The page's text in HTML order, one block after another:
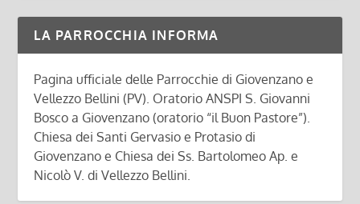
LA PARROCCHIA INFORMA
Pagina ufficiale delle Parrocchie di Giovenzano e
Vellezzo Bellini (PV). Oratorio ANSPI S. Giovanni
Bosco a Giovenzano (oratorio “il Buon Pastore”).
Chiesa dei Santi Gervasio e Protasio di
Giovenzano e Chiesa dei Ss. Bartolomeo Ap. e
Nicolò V. di Vellezzo Bellini.